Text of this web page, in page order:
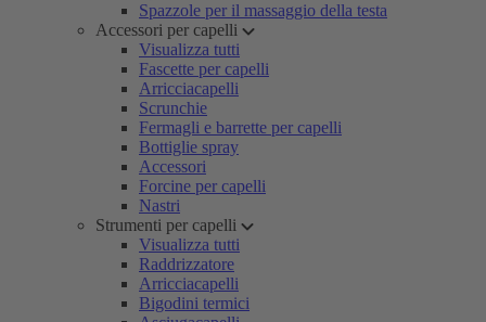
Spazzole per il massaggio della testa
Accessori per capelli
Visualizza tutti
Fascette per capelli
Arricciacapelli
Scrunchie
Fermagli e barrette per capelli
Bottiglie spray
Accessori
Forcine per capelli
Nastri
Strumenti per capelli
Visualizza tutti
Raddrizzatore
Arricciacapelli
Bigodini termici